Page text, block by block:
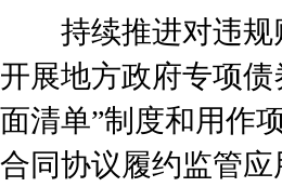
持续推进对违规
开展地方政府专项
面清单”制度和用作
合同协议履约监管